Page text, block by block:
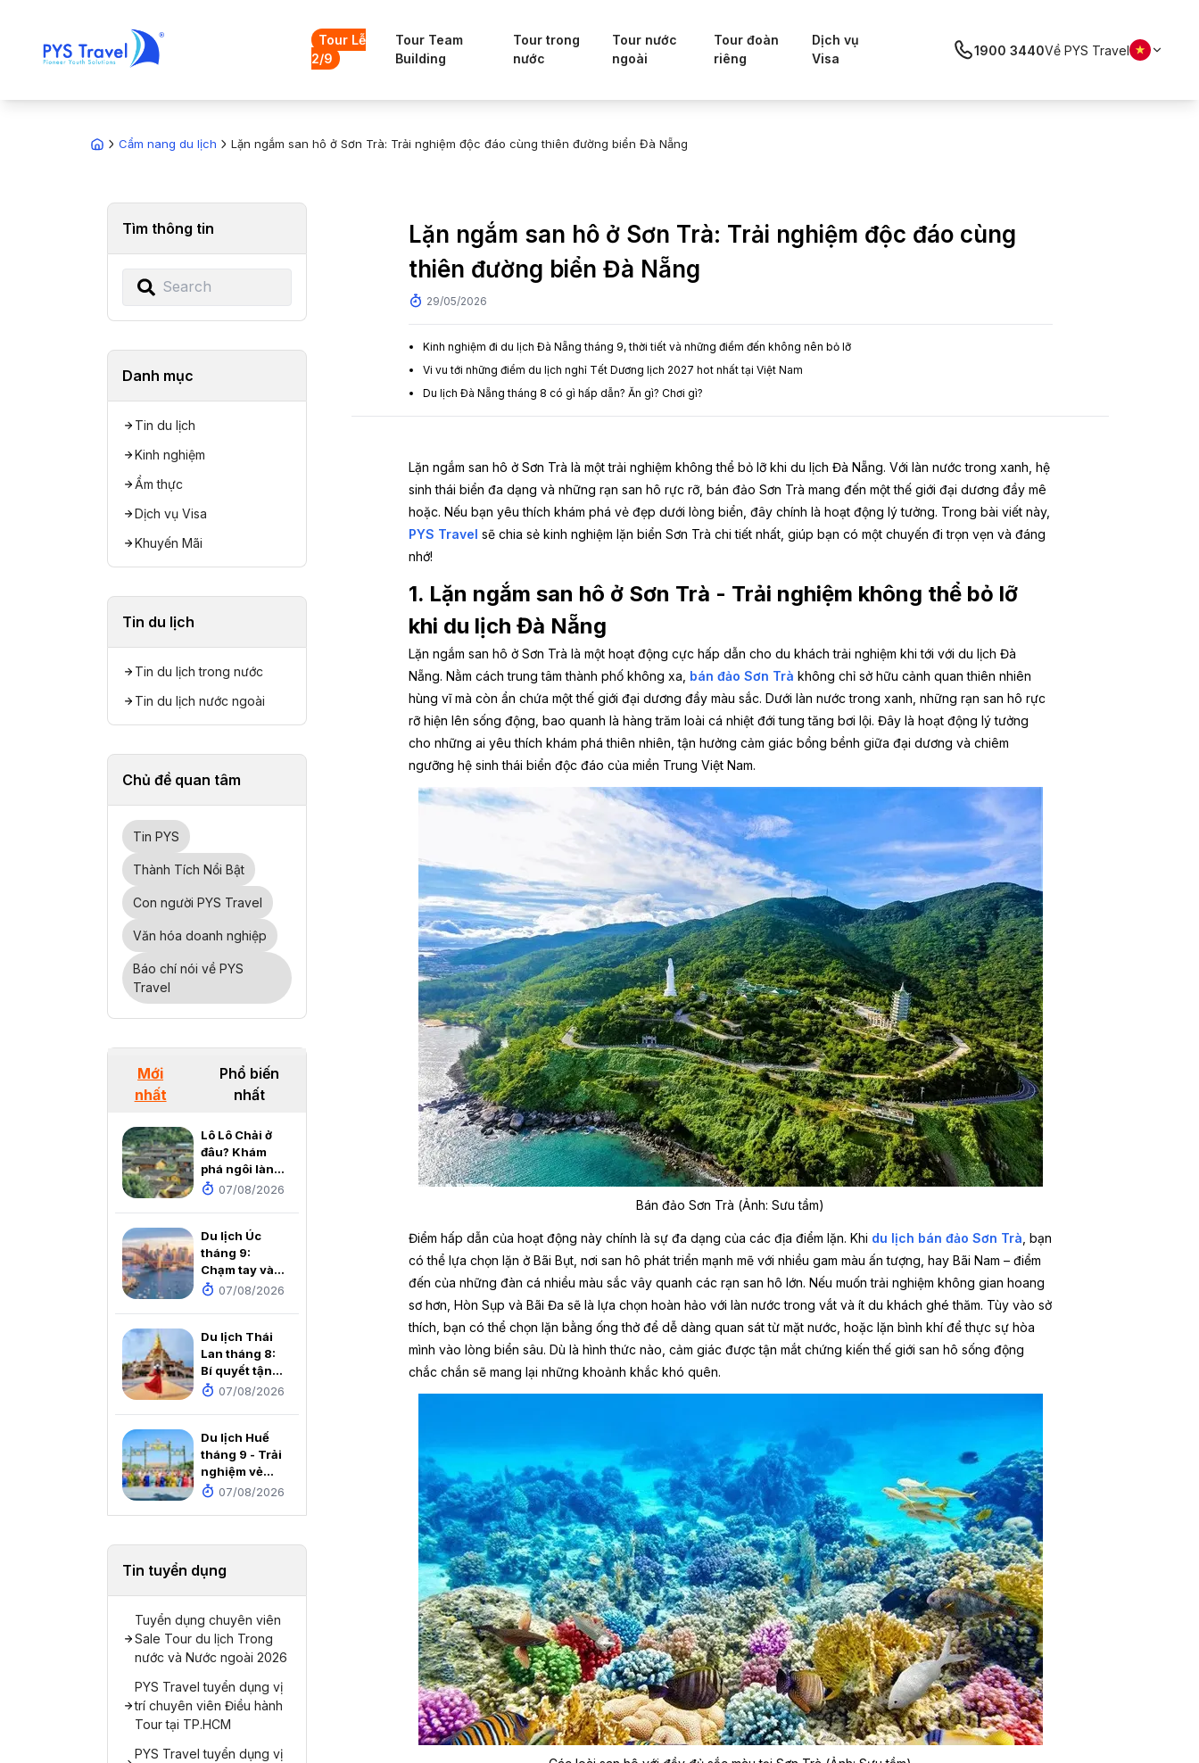
Tour Lễ
2/9
Tour Team
Building
Tour trong
nước
Tour nước
ngoài
Tour đoàn
riêng
Dịch vụ
Visa
1900 3440Về PYS Travel
Cẩm nang du lịch Lặn ngắm san hô ở Sơn Trà: Trải nghiệm độc đáo cùng thiên đường biển Đà Nẵng
Tìm thông tin
Danh mục
Tin du lịch
Kinh nghiệm
Ẩm thực
Dịch vụ Visa
Khuyến Mãi
Tin du lịch
Tin du lịch trong nước
Tin du lịch nước ngoài
Chủ đề quan tâm
Tin PYS
Thành Tích Nổi Bật
Con người PYS Travel
Văn hóa doanh nghiệp
Báo chí nói về PYS
Travel
Mới
nhất
Phổ biến
nhất
Lô Lô Chải ở
đâu? Khám
phá ngôi làng
cổ đẹp như cổ
Lũng Cú
07/08/2026
Du lịch Úc
tháng 9:
Chạm tay vào
mùa xuân rực
07/08/2026
Du lịch Thái
Lan tháng 8:
Bí quyết tận
hưởng thiên
phí cực rẻ
07/08/2026
Du lịch Huế
tháng 9 - Trải
nghiệm vẻ
đẹp thơ mộng
07/08/2026
Tin tuyển dụng
Tuyển dụng chuyên viên
Sale Tour du lịch Trong
nước và Nước ngoài 2026
PYS Travel tuyển dụng vị
trí chuyên viên Điều hành
Tour tại TP.HCM
PYS Travel tuyển dụng vị
Lặn ngắm san hô ở Sơn Trà: Trải nghiệm độc đáo cùng
thiên đường biển Đà Nẵng
29/05/2026
Kinh nghiệm đi du lịch Đà Nẵng tháng 9, thời tiết và những điểm đến không nên bỏ lỡ
Vi vu tới những điểm du lịch nghỉ Tết Dương lịch 2027 hot nhất tại Việt Nam
Du lịch Đà Nẵng tháng 8 có gì hấp dẫn? Ăn gì? Chơi gì?
Lặn ngắm san hô ở Sơn Trà là một trải nghiệm không thể bỏ lỡ khi du lịch Đà Nẵng. Với làn nước trong xanh, hệ
sinh thái biển đa dạng và những rạn san hô rực rỡ, bán đảo Sơn Trà mang đến một thế giới đại dương đầy mê
hoặc. Nếu bạn yêu thích khám phá vẻ đẹp dưới lòng biển, đây chính là hoạt động lý tưởng. Trong bài viết này,
PYS Travel sẽ chia sẻ kinh nghiệm lặn biển Sơn Trà chi tiết nhất, giúp bạn có một chuyến đi trọn vẹn và đáng
nhớ!
1. Lặn ngắm san hô ở Sơn Trà - Trải nghiệm không thể bỏ lỡ
khi du lịch Đà Nẵng
Lặn ngắm san hô ở Sơn Trà là một hoạt động cực hấp dẫn cho du khách trải nghiệm khi tới với du lịch Đà
Nẵng. Nằm cách trung tâm thành phố không xa, bán đảo Sơn Trà không chỉ sở hữu cảnh quan thiên nhiên
hùng vĩ mà còn ẩn chứa một thế giới đại dương đầy màu sắc. Dưới làn nước trong xanh, những rạn san hô rực
rỡ hiện lên sống động, bao quanh là hàng trăm loài cá nhiệt đới tung tăng bơi lội. Đây là hoạt động lý tưởng
cho những ai yêu thích khám phá thiên nhiên, tận hưởng cảm giác bồng bềnh giữa đại dương và chiêm
ngưỡng hệ sinh thái biển độc đáo của miền Trung Việt Nam.
Bán đảo Sơn Trà (Ảnh: Sưu tầm)
Điểm hấp dẫn của hoạt động này chính là sự đa dạng của các địa điểm lặn. Khi du lịch bán đảo Sơn Trà , bạn
có thể lựa chọn lặn ở Bãi Bụt, nơi san hô phát triển mạnh mẽ với nhiều gam màu ấn tượng, hay Bãi Nam – điểm
đến của những đàn cá nhiều màu sắc vây quanh các rạn san hô lớn. Nếu muốn trải nghiệm không gian hoang
sơ hơn, Hòn Sụp và Bãi Đa sẽ là lựa chọn hoàn hảo với làn nước trong vắt và ít du khách ghé thăm. Tùy vào sở
thích, bạn có thể chọn lặn bằng ống thở để dễ dàng quan sát từ mặt nước, hoặc lặn bình khí để thực sự hòa
mình vào lòng biển sâu. Dù là hình thức nào, cảm giác được tận mắt chứng kiến thế giới san hô sống động
chắc chắn sẽ mang lại những khoảnh khắc khó quên.